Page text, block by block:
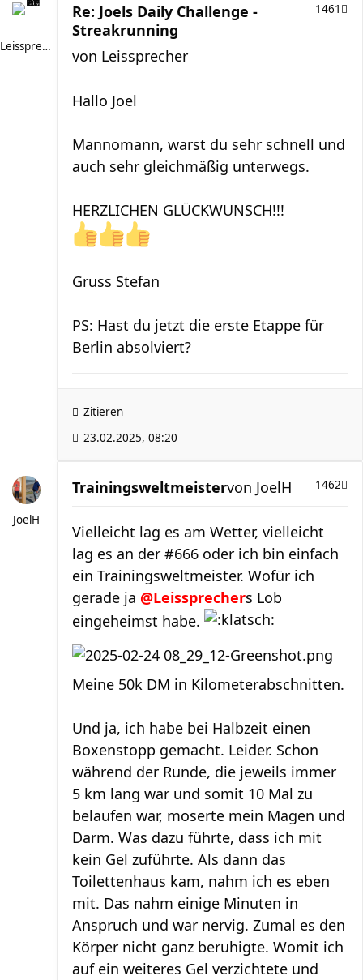
Leissprecher
Re: Joels Daily Challenge -
Streakrunning
1461
von Leissprecher
Hallo Joel
Mannomann, warst du sehr schnell und
auch sehr gleichmäßig unterwegs.
HERZLICHEN GLÜCKWUNSCH!!!
Gruss Stefan
PS: Hast du jetzt die erste Etappe für
Berlin absolviert?
Zitieren
23.02.2025, 08:20
JoelH
Trainingsweltmeister 1462
von JoelH
Vielleicht lag es am Wetter, vielleicht
lag es an der #666 oder ich bin einfach
ein Trainingsweltmeister. Wofür ich
gerade ja @Leissprechers Lob
eingeheimst habe.
Meine 50k DM in Kilometerabschnitten.
Und ja, ich habe bei Halbzeit einen
Boxenstopp gemacht. Leider. Schon
während der Runde, die jeweils immer
5 km lang war und somit 10 Mal zu
belaufen war, moserte mein Magen und
Darm. Was dazu führte, dass ich mit
kein Gel zuführte. Als dann das
Toilettenhaus kam, nahm ich es eben
mit. Das nahm einige Minuten in
Anspruch und war nervig. Zumal es den
Körper nicht ganz beruhigte. Womit ich
auf ein weiteres Gel verzichtete und